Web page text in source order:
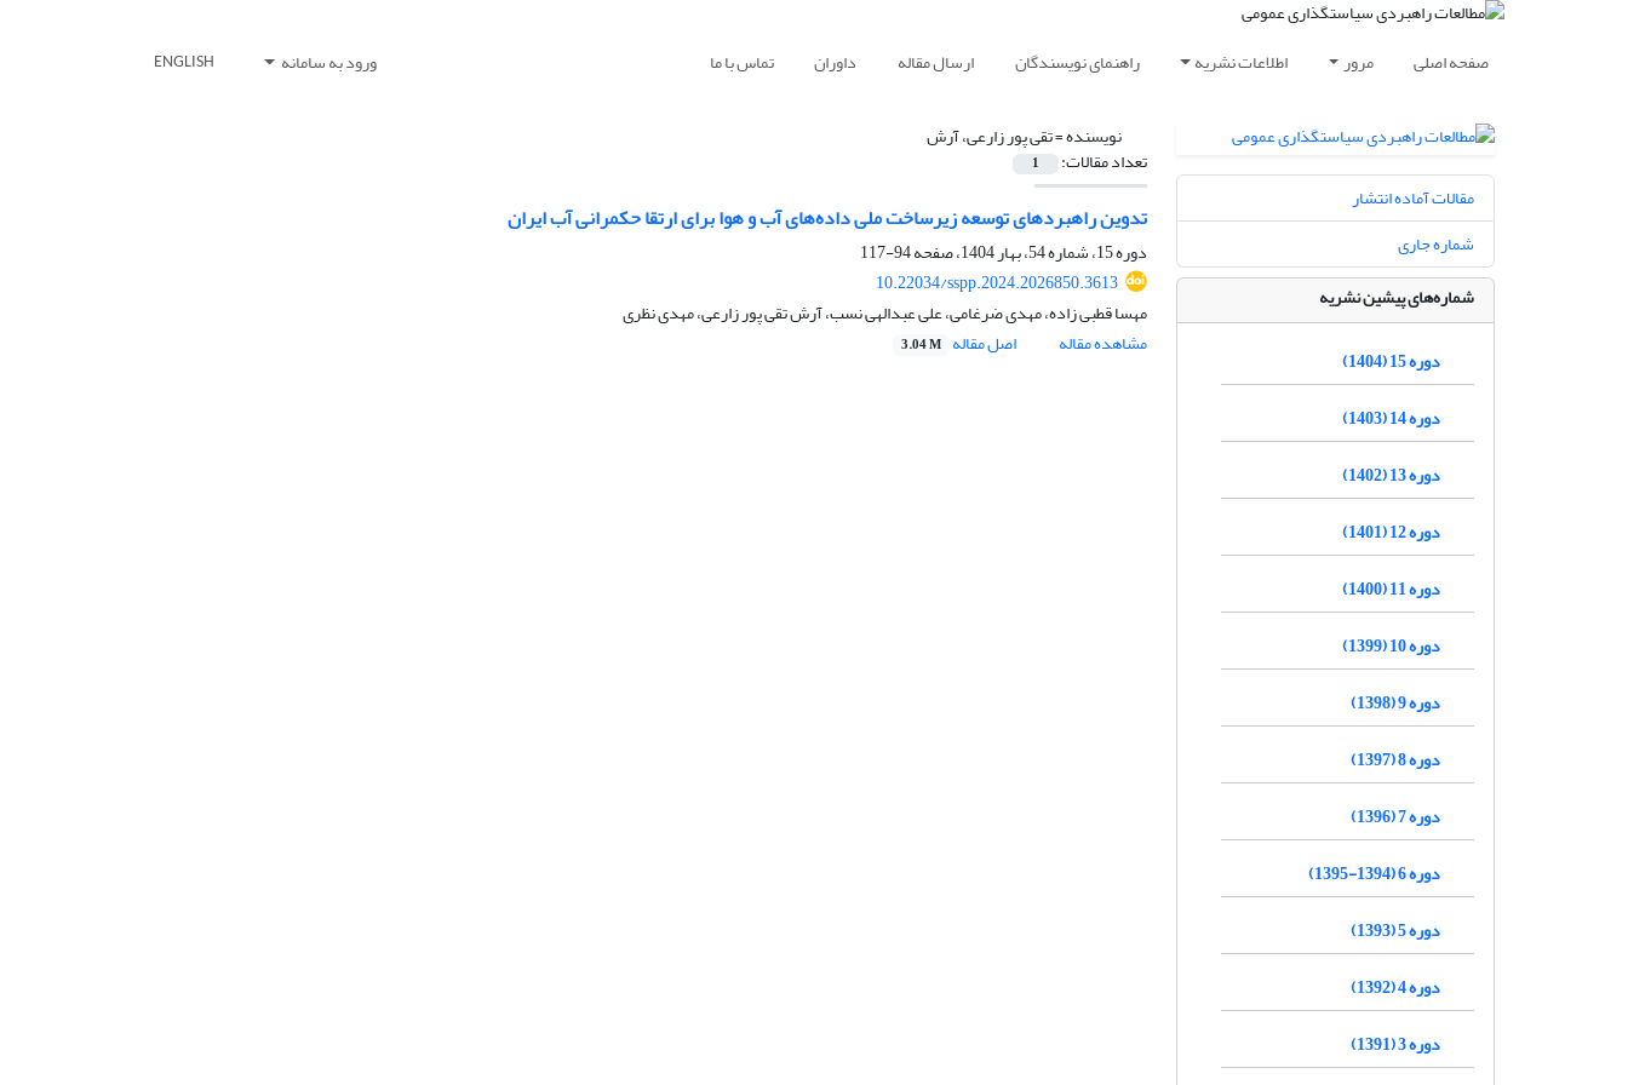
صفحه اصلی مرور اطلاعات نشریه راهنمای نویسندگان ارسال مقاله داوران تماس با ما ورود به سامانه ENGLISH
نویسنده =تقی پور زارعی، آرش
تعداد مقالات: 1
تدوین راهبردهای توسعه زیرساخت‌ ملی داده‌های آب و هوا برای ارتقا حکمرانی آب ایران
دوره 15، شماره 54، بهار 1404، صفحه
94-117
10.22034/sspp.2024.2026850.3613
مهسا قطبی زاده، مهدی ضرغامی، علی عبدالهی نسب، آرش تقی پور زارعی، مهدی نظری
مشاهده مقاله
اصل مقاله 3.04 M
مقالات آماده انتشار
شماره جاری
شماره‌های پیشین نشریه
دوره 15 (1404)
دوره 14 (1403)
دوره 13 (1402)
دوره 12 (1401)
دوره 11 (1400)
دوره 10 (1399)
دوره 9 (1398)
دوره 8 (1397)
دوره 7 (1396)
دوره 6 (1394-1395)
دوره 5 (1393)
دوره 4 (1392)
دوره 3 (1391)